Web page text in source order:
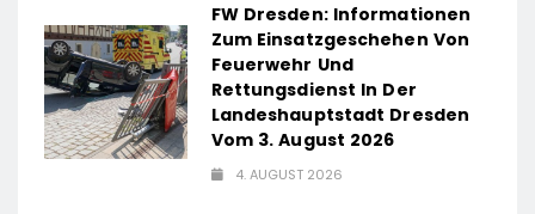
FW Dresden: Informationen
Zum Einsatzgeschehen Von
Feuerwehr Und
Rettungsdienst In Der
Landeshauptstadt Dresden
Vom 3. August 2026
4. AUGUST 2026